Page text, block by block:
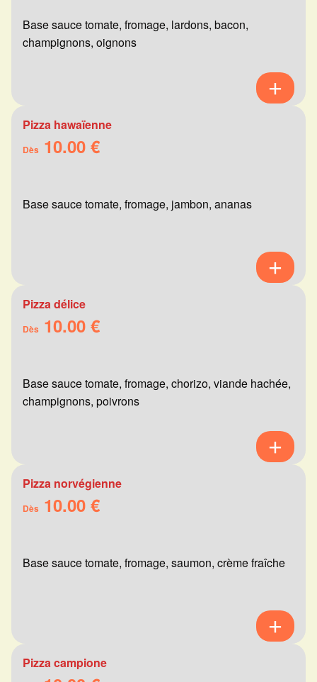
Base sauce tomate, fromage, lardons, bacon,
champignons, oignons
Pizza hawaïenne
Dès 10.00 €
Base sauce tomate, fromage, jambon, ananas
Pizza délice
Dès 10.00 €
Base sauce tomate, fromage, chorizo, viande hachée,
champignons, poivrons
Pizza norvégienne
Dès 10.00 €
Base sauce tomate, fromage, saumon, crème fraîche
Pizza campione